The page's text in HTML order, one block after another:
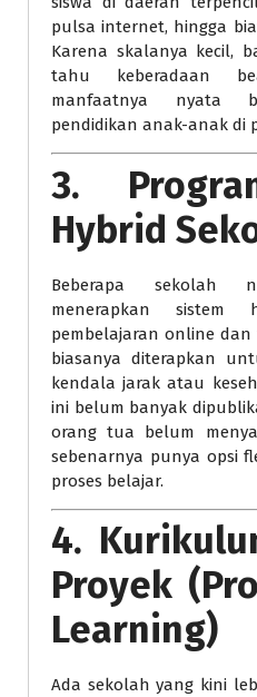
pulsa internet, hingga
Karena skalanya kecil,
tahu keberadaan
manfaatnya nyata
pendidikan anak-anak di
3.
Hybrid
Beberapa sekolah
menerapkan sistem
pembelajaran online
biasanya diterapkan
kendala jarak atau
ini belum banyak
orang tua belum
sebenarnya punya opsi
proses belajar.
4.
Proyek
Learning)
Ada sekolah yang kini